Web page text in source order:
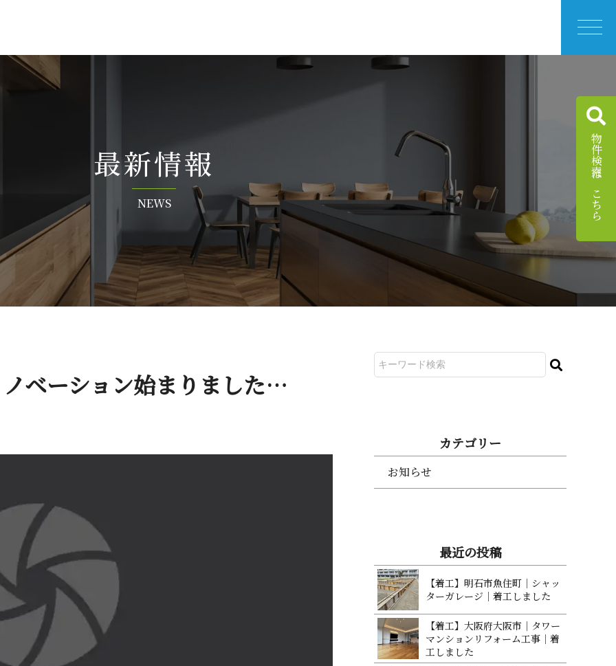
最 新 情 報
N E W S
ベーション始まり ま し た …
カ テ ゴ リ ー
お知らせ
最 近 の 投 稿
【着工】明石市魚住町｜シャッ
ターガレージ｜着工 し ま し た
【着工】大阪府大阪市｜タワー
マンションリフォーム工事｜着
工 し ま し た
物件検索はこちら